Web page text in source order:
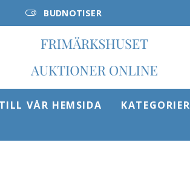
BUDNOTISER
TILL VÅR HEMSIDA KATEGORIER